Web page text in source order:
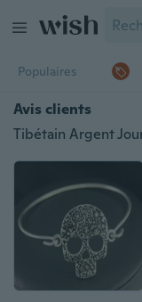
Populaires
Avis clients